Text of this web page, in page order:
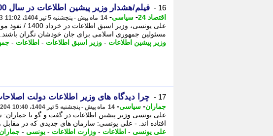
16 - فیلم/هشدار وزیر پیشین اطلاعات در سال 1400 درباره نفوذ موساد در کشور
اقتصاد 24 - سیاسی- 14 ماه پیش - پنجشنبه 5 تیر 1404، 11:02
علی یونسی،
مسئولین جمهوری اسلامی برای جان خودشان نگران
وزیر پیشین اطلاعات - وزیر اسبق اطلاعات - اطلاعات -
17 - چرا دیدگاه های وزیر اطلاعات دولت
جماران- سیاسی- 14 ماه پیش - پنجشنبه 5 تیر 1404، 10:40
علی یونسی وزیر پیشین اطلاعات در گفت و گو با
افتاده اند. - علی یونسی: سازمان های جدیدی که در مقابل
علی یونسی - اطلاعات - وزارت اطلاعات - یونسی - جماران